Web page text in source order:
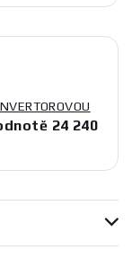
24 240